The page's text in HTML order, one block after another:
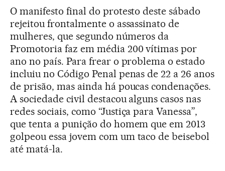
O manifesto final do protesto deste sábado
rejeitou frontalmente o assassinato de
mulheres, que segundo números da
Promotoria faz em média 200 vítimas por
ano no país. Para frear o problema o estado
incluiu no Código Penal penas de 22 a 26 anos
de prisão, mas ainda há poucas condenações.
A sociedade civil destacou alguns casos nas
redes sociais, como “Justiça para Vanessa”,
que tenta a punição do homem que em 2013
golpeou essa jovem com um taco de beisebol
até matá-la.